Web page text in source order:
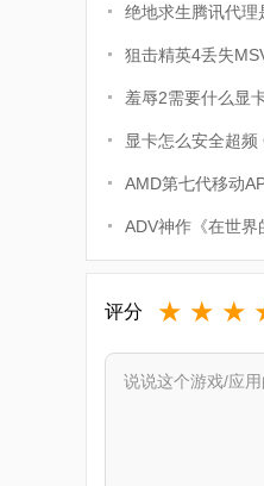
绝地求生腾讯代理
服将要上线？
狙击精英4丢失
运行的解决方法
羞辱2需要什么显
能评测
显卡怎么安全超频
所有显卡CPU一键
AMD第七代移动
代移动APU功耗更
ADV神作《在世
评分 ★ ★ ★